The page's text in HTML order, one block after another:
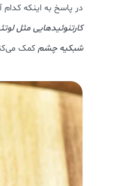
در پاسخ به اینکه کدام
کارتنوئیدهایی مثل
شبکیه چشم کمک